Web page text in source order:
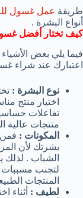
طريقة عمل غسول
أنواع البشرة .
كيف تختار أفضل
فيما يلي بعض
اعتبارك عند شراء
نوع البشرة :
اختيار منتج
تفاعلات
منتجات عالية
المكونات : فمن
بشرتك لأن
الشباب . لذلك
لتجنب مسببات
المنتجات
لطيف : أثناء